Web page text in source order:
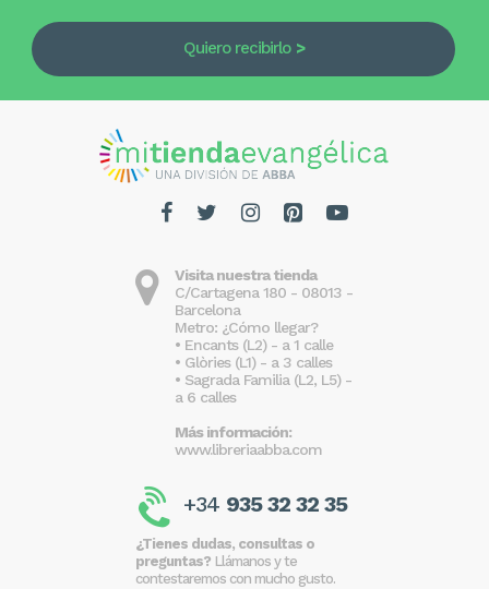
Quiero recibirlo
Visita nuestra tienda
C/Cartagena 180 - 08013 -
Barcelona
Metro: ¿Cómo llegar?
• Encants (L2) - a 1 calle
• Glòries (L1) - a 3 calles
• Sagrada Familia (L2, L5) -
a 6 calles
Más información:
www.libreriaabba.com
+34 935 32 32 35
¿Tienes dudas, consultas o
preguntas? Llámanos y te
contestaremos con mucho gusto.